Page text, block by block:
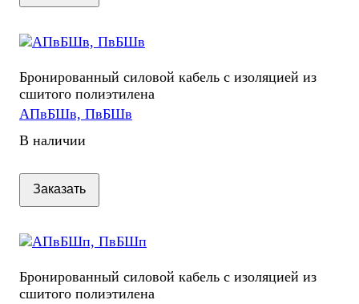
Бронированный силовой кабель с изоляцией из
сшитого полиэтилена
АПвБШв, ПвБШв
В наличии
Заказать
Бронированный силовой кабель с изоляцией из
сшитого полиэтилена